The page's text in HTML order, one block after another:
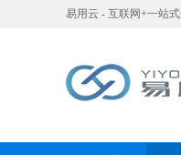
易用云 - 互联网+一站式